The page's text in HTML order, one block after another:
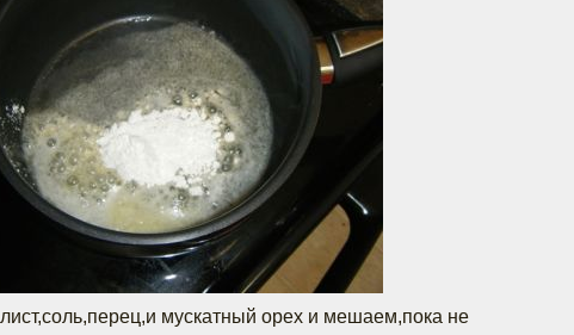
мускатный орех и мешаем,пока не